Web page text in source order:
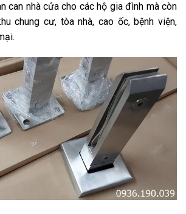
can nhà cửa cho các hộ gia đình mà còn
chung cư, tòa nhà, cao ốc, bệnh viện,